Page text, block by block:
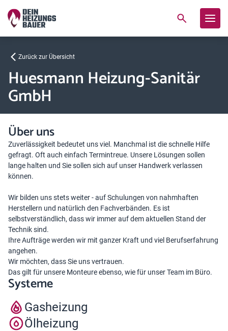
Zurück zur Übersicht
Huesmann Heizung-Sanitär
GmbH
Über uns
Zuverlässigkeit bedeutet uns viel. Manchmal ist die schnelle Hilfe
gefragt. Oft auch einfach Termintreue. Unsere Lösungen sollen
lange halten und Sie sollen sich auf unser Handwerk verlassen
können.
Wir bilden uns stets weiter - auf Schulungen von nahmhaften
Herstellern und natürlich den Fachverbänden. Es ist
selbstverständlich, dass wir immer auf dem aktuellen Stand der
Technik sind.
Ihre Aufträge werden wir mit ganzer Kraft und viel Berufserfahrung
angehen.
Wir möchten, dass Sie uns vertrauen.
Das gilt für unsere Monteure ebenso, wie für unser Team im Büro.
Systeme
Gasheizung
Ölheizung